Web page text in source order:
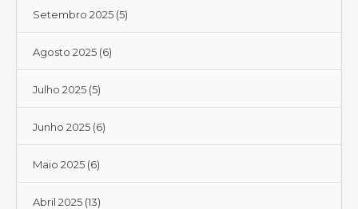
Setembro 2025 (5)
Agosto 2025 (6)
Julho 2025 (5)
Junho 2025 (6)
Maio 2025 (6)
Abril 2025 (13)